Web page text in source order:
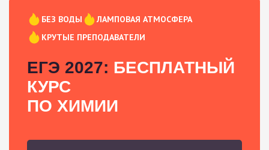
БЕЗ ВОДЫ
ЛАМПОВАЯ АТМОСФЕРА
КРУТЫЕ ПРЕПОДАВАТЕЛИ
ЕГЭ 2027: БЕСПЛАТНЫЙ
КУРС
ПО ХИМИИ